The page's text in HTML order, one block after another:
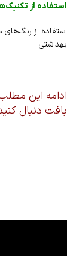
استفاده از
استفاده از رنگ‌های
بهداشتی
ادامه این
بافت دنبال